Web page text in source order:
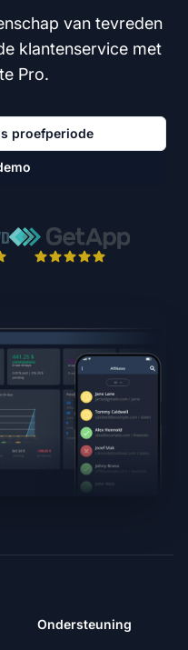
van tevreden
klantenservice met
Pro.
proefperiode
Ondersteuning